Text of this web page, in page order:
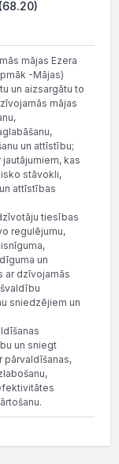
mājas Ezera
-Mājas)
un aizsargātu to
mājas
un attīstību;
kas
stāvokli,
attīstības
tiesības
regulējumu,
un
ar dzīvojamās
sniedzējiem un
un sniegt
pārvaldīšanas,